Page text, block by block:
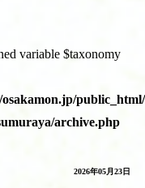
variable $taxonomy
osakamon.jp/
archive.php
2026年05月23日